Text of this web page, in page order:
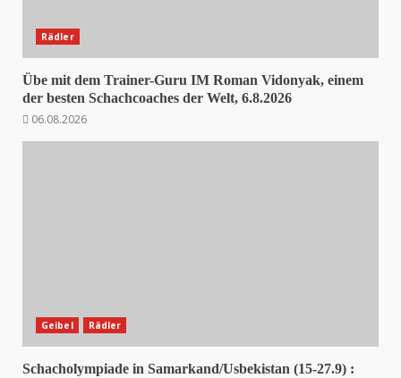
Rädler
Übe mit dem Trainer-Guru IM Roman Vidonyak, einem
der besten Schachcoaches der Welt, 6.8.2026
06.08.2026
Geibel Rädler
Schacholympiade in Samarkand/Usbekistan (15-27.9) :